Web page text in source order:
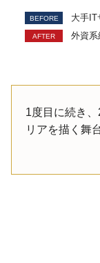
大手IT
外資系
1度目に続き
リアを描く舞